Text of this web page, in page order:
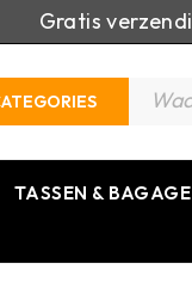
Gratis
TASSEN & BAGAGE